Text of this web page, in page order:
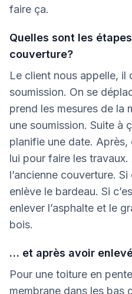
faire ça.
Quelles sont les
couverture?
Le client nous appelle, il
soumission. On se
prend les mesures de la
une soumission. Suite à
planifie une date. Après,
lui pour faire les
l’ancienne couverture.
enlève le bardeau. Si
enlever l’asphalte et le
bois.
… et après avoir
Pour une toiture en
membrane dans les bas